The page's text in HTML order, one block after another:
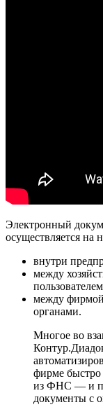
Электронный
осуществляется на
внутри
между
между
органами.
Многое во
фирме быстро
из ФНС — и
документы с